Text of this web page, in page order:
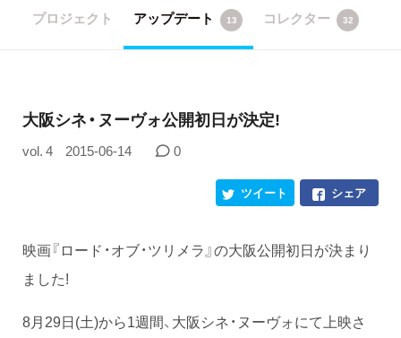
プロジェクト アップデート 13 コレクター 32
大阪シネ・ヌーヴォ公開初日が決定!
vol. 4 2015-06-14 0
シェア
ツイート
映画『ロード・オブ・ツリメラ』の大阪公開初日が決まり
ました!
8月29日(土)から1週間、大阪シネ・ヌーヴォにて上映さ